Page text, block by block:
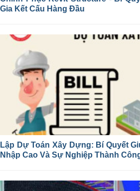
Gia Kết Cấu Hàng Đầu
Lập Dự Toán Xây Dựng: Bí Quyết
Nhập Cao Và Sự Nghiệp Thành